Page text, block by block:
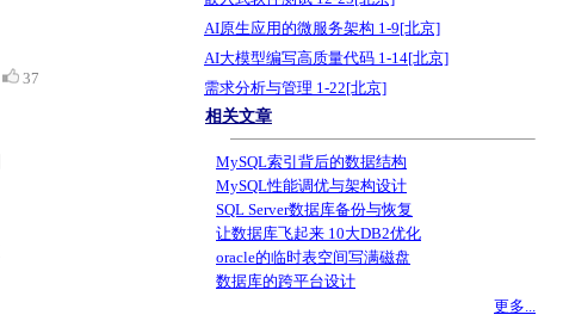
37
AI原生应用的微服务架构 1-9[北京]
AI大模型编写高质量代码 1-14[北京]
需求分析与管理 1-22[北京]
相关文章
MySQL索引背后的数据结构
MySQL性能调优与架构设计
SQL Server数据库备份与恢复
让数据库飞起来 10大DB2优化
oracle的临时表空间写满磁盘
数据库的跨平台设计
更多...